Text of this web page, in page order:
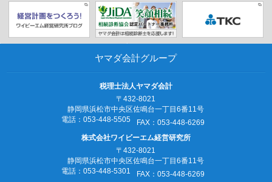
ヤマダ会計グループ
税理士法人ヤマダ会計
〒432-8021
静岡県浜松市中央区佐鳴台一丁目6番11号
電話：053‐448‐5505
FAX：053‐448‐6269
株式会社ワイビーエム経営研究所
〒432-8021
静岡県浜松市中央区佐鳴台一丁目6番11号
電話：053‐448‐5301
FAX：053‐448‐6269